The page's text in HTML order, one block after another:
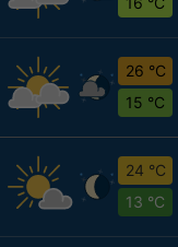
26 °C
15 °C
24 °C
13 °C